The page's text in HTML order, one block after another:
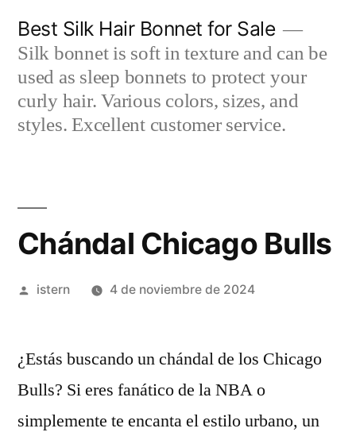
contenido
Best Silk Hair Bonnet for Sale
Silk bonnet is soft in texture and can be
used as sleep bonnets to protect your
curly hair. Various colors, sizes, and
styles. Excellent customer service.
Chándal Chicago Bulls
Publicado
istern 4 de noviembre de 2024
¿Estás buscando un chándal de los Chicago
Bulls? Si eres fanático de la NBA o
simplemente te encanta el estilo urbano, un